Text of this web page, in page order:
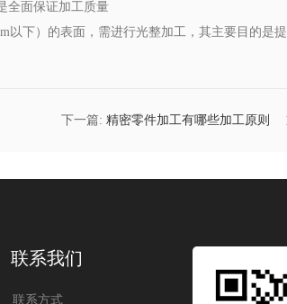
全面保证加工质量
以下）的表面，需进行光整加工，其主要目的是提
下一篇: 精密零件加工有哪些加工原则
联系我们
联系方式